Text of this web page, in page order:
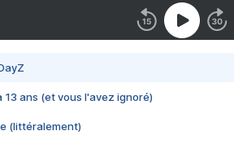
13 ans (et vous l'avez ignoré)
(littéralement)